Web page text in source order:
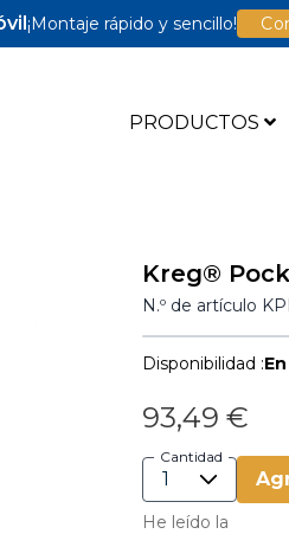
¡Montaje rápido y sencillo!
PRODUCTOS
Kreg®
N.º de artículo
Disponibilidad :
93,49 €
Cantidad
He leído la